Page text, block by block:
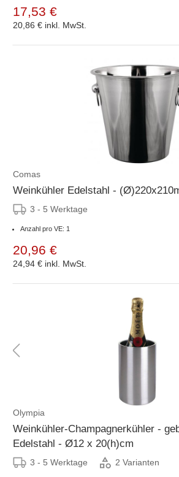
17,53 €
20,86 € inkl. MwSt.
Comas
Weinkühler Edelstahl -
3 - 5 Werktage
Anzahl pro VE: 1
20,96 €
24,94 € inkl. MwSt.
Olympia
Weinkühler-Champagnerkühler -
Edelstahl - Ø12 x 20(h)cm
3 - 5 Werktage 2 Varianten